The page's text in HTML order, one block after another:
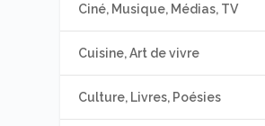
Ciné, Musique, Médias, TV
Cuisine, Art de vivre
Culture, Livres, Poésies